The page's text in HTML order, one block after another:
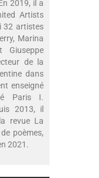
2019, il a
Artists
32 artistes
Marina
Giuseppe
de la
dans
enseigné
Paris I.
2013, il
revue La
poèmes,
2021.